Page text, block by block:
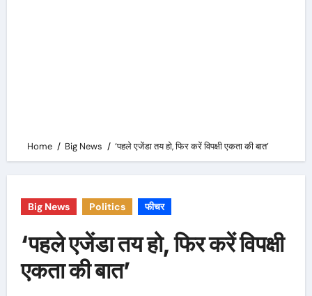
Home Big News ‘पहले एजेंडा तय हो, फिर करें विपक्षी एकता की बात’
Big News Politics फीचर
‘पहले एजेंडा तय हो, फिर करें विपक्षी
एकता की बात’